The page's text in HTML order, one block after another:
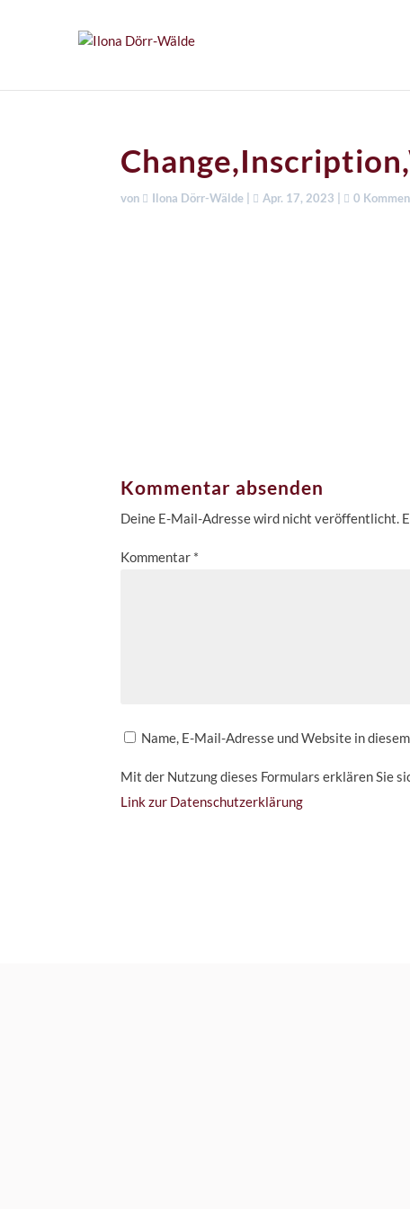
von Ilona Dörr-Wälde Apr. 17, 2023 0
Kommentar absenden
Deine E-Mail-Adresse wird nicht veröffentlicht.
Kommentar *
Name, E-Mail-Adresse und Website in
Mit der Nutzung dieses Formulars erklären Sie
Link zur Datenschutzerklärung